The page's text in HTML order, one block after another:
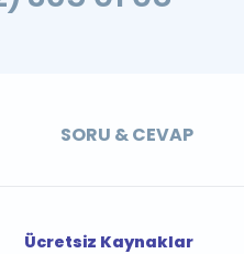
SORU & CEVAP
Ücretsiz Kaynaklar